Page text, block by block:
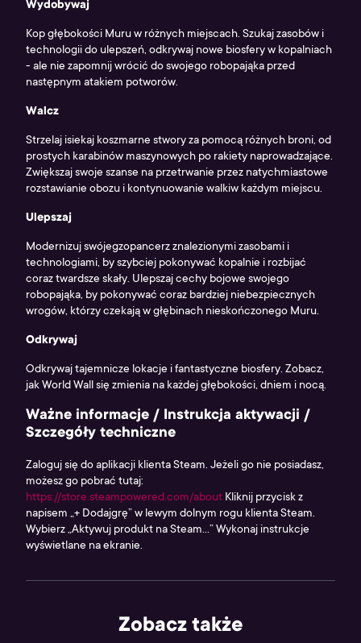
Wydobywaj
Kop głębokości Muru w różnych miejscach. Szukaj zasobów i
technologii do ulepszeń, odkrywaj nowe biosfery w kopalniach
- ale nie zapomnij wrócić do swojego robopająka przed
następnym atakiem potworów.
Walcz
Strzelaj isiekaj koszmarne stwory za pomocą różnych broni, od
prostych karabinów maszynowych po rakiety naprowadzające.
Zwiększaj swoje szanse na przetrwanie przez natychmiastowe
rozstawianie obozu i kontynuowanie walkiw każdym miejscu.
Ulepszaj
Modernizuj swójegzopancerz znalezionymi zasobami i
technologiami, by szybciej pokonywać kopalnie i rozbijać
coraz twardsze skały. Ulepszaj cechy bojowe swojego
robopająka, by pokonywać coraz bardziej niebezpiecznych
wrogów, którzy czekają w głębinach nieskończonego Muru.
Odkrywaj
Odkrywaj tajemnicze lokacje i fantastyczne biosfery. Zobacz,
jak World Wall się zmienia na każdej głębokości, dniem i nocą.
Ważne informacje / Instrukcja aktywacji /
Szczegóły techniczne
Zaloguj się do aplikacji klienta Steam. Jeżeli go nie posiadasz,
możesz go pobrać tutaj:
https://store.steampowered.com/about Kliknij przycisk z
napisem „+ Dodajgrę” w lewym dolnym rogu klienta Steam.
Wybierz „Aktywuj produkt na Steam...” Wykonaj instrukcje
wyświetlane na ekranie.
Zobacz także